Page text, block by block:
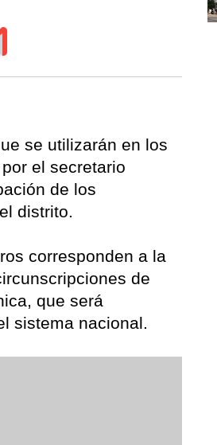
se utilizarán en los
el secretario
de los
distrito.
corresponden a la
de
que será
sistema nacional.